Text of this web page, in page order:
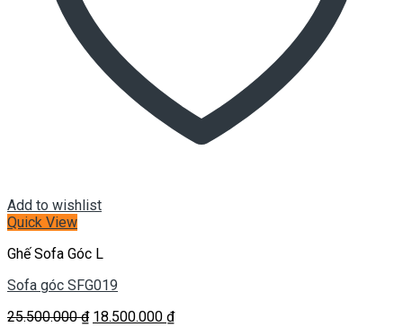
Add to wishlist
Quick View
Ghế Sofa Góc L
Sofa góc SFG019
25.500.000₫ Giá
18.500.000 ₫Giá